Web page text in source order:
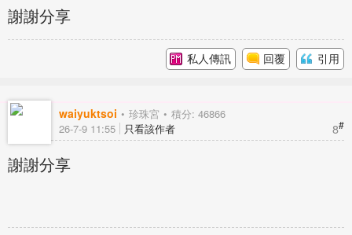
謝謝分享
私人傳訊 回覆 引用
waiyuktsoi 珍珠宮 積分: 46866
8#
26-7-9 11:55 只看該作者
謝謝分享